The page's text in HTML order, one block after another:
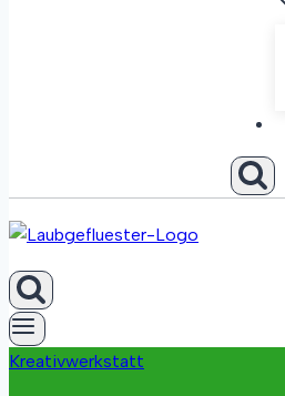
Kreativwerkstatt